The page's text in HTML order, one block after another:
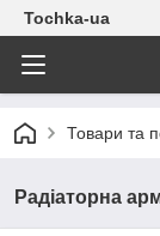
Tochka-ua
Товари та
Радіаторна